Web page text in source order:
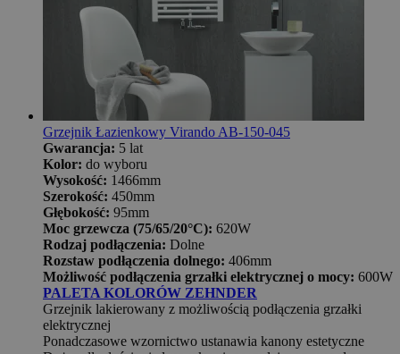
Grzejnik Łazienkowy Virando AB-150-045
Gwarancja: 5 lat
Kolor: do wyboru
Wysokość: 1466mm
Szerokość: 450mm
Głębokość: 95mm
Moc grzewcza (75/65/20°C): 620W
Rodzaj podłączenia: Dolne
Rozstaw podłączenia dolnego: 406mm
Możliwość podłączenia grzałki elektrycznej o mocy: 600W
PALETA KOLORÓW ZEHNDER
Grzejnik lakierowany z możliwością podłączenia grzałki
elektrycznej
Ponadczasowe wzornictwo ustanawia kanony estetyczne